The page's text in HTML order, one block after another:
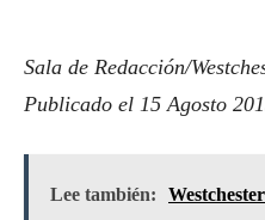
Sala de Redacción/
Publicado el 15 Agosto
Lee también: